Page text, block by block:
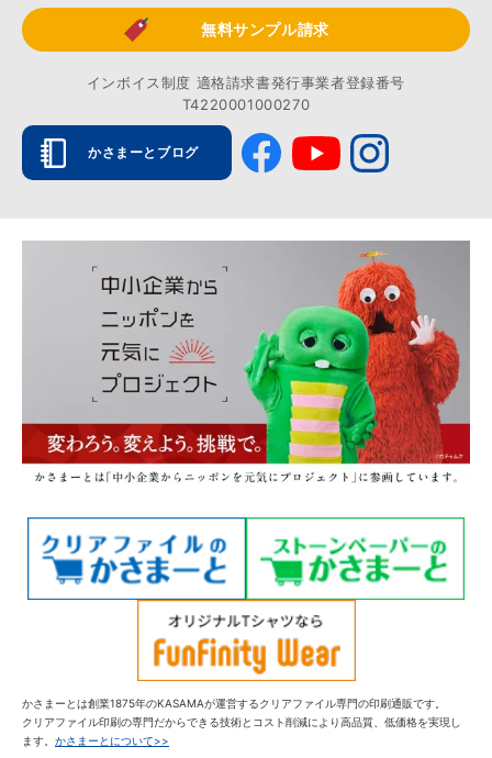
無料サンプル請求
インボイス制度 適格請求書発行事業者登録番号
T4220001000270
かさまーとブログ
かさまーとは創業1875年のKASAMAが運営するクリアファイル専門の印刷通販です。
クリアファイル印刷の専門だからできる技術とコスト削減により高品質、低価格を実現し
ます。 かさまーとについて>>